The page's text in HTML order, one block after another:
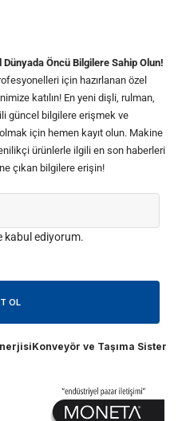
Öncü Bilgilere Sahip Olun!
için hazırlanan özel
katılın! En yeni dişli, rulman,
güncel bilgilere erişmek ve
için hemen kayıt olun. Makine
ürünlerle ilgili en son haberleri
çıkan bilgilere erişin!
kabul ediyorum.
Konveyör ve Taşıma